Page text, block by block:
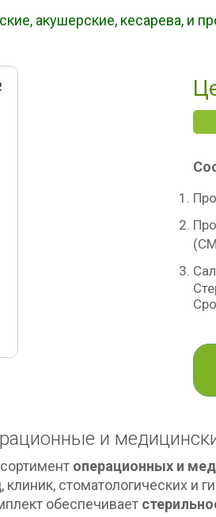
акушерские, кесарева, и
и
операционных и
клиник, стоматологических и
обеспечивает